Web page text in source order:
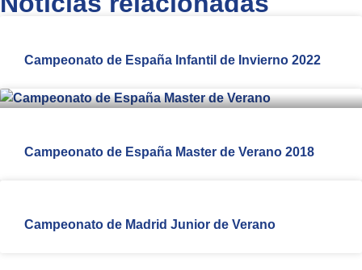
Campeonato de España Infantil de Invierno 2022
Campeonato de España Master de Verano 2018
Campeonato de Madrid Junior de Verano